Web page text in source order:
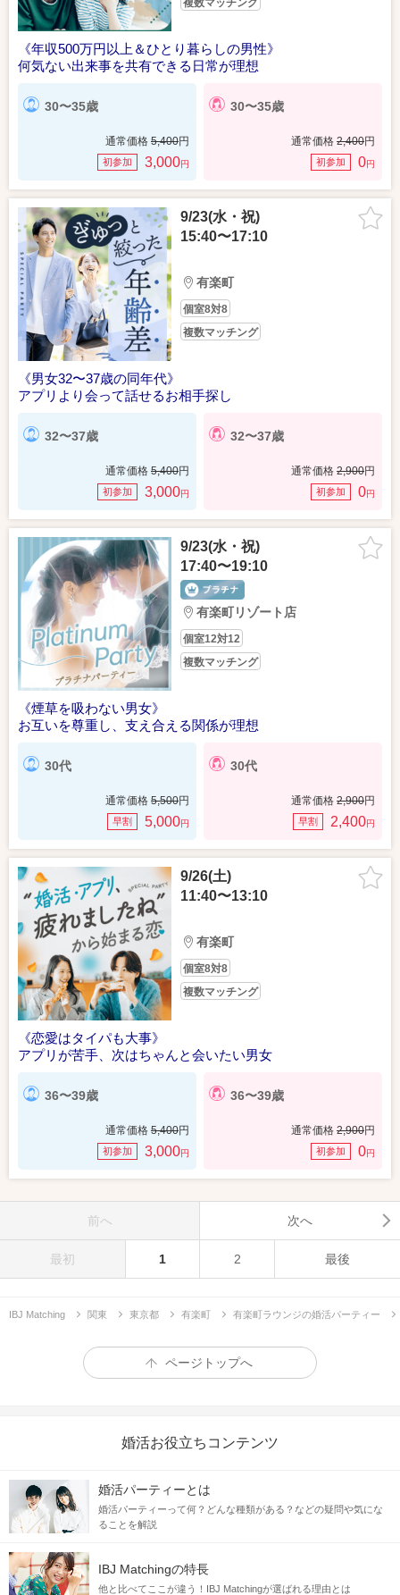
複数マッチング
《年収500万円以上＆ひとり暮らしの男性》
何気ない出来事を共有できる日常が理想
30〜35歳
通常価格 5,400円
初参加 3,000円
30〜35歳
通常価格 2,400円
初参加 0円
9/23(水・祝)
15:40〜17:10
有楽町
個室8対8
複数マッチング
《男女32〜37歳の同年代》
アプリより会って話せるお相手探し
32〜37歳
通常価格 5,400円
初参加 3,000円
32〜37歳
通常価格 2,900円
初参加 0円
9/23(水・祝)
17:40〜19:10
有楽町リゾート店
個室12対12
複数マッチング
《煙草を吸わない男女》
お互いを尊重し、支え合える関係が理想
30代
通常価格 5,500円
早割 5,000円
30代
通常価格 2,900円
早割 2,400円
9/26(土)
11:40〜13:10
有楽町
個室8対8
複数マッチング
《恋愛はタイパも大事》
アプリが苦手、次はちゃんと会いたい男女
36〜39歳
通常価格 5,400円
初参加 3,000円
36〜39歳
通常価格 2,900円
初参加 0円
前へ 次へ
最初 1 2 最後
IBJ Matching 関東 東京都 有楽町 有楽町ラウンジの婚活パーティー
ページトップへ
婚活お役立ちコンテンツ
婚活パーティーとは
婚活パーティーって何？どんな種類がある？などの疑問や気にな
ることを解説
IBJ Matchingの特長
他と比べてここが違う！IBJ Matchingが選ばれる理由とは